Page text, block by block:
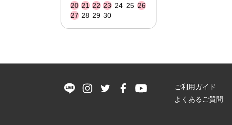
20 21 22 23 24 25 26
27 28 29 30
ご利用ガイド
よくあるご質問